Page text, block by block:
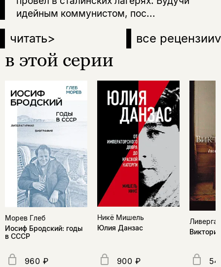
идейным коммунистом, пос...
читать> все рецензииv
в этой серии
Морев Глеб
Иосиф Бродский: годы
в СССР
960 ₽
Никё Мишель
Юлия Данзас
900 ₽